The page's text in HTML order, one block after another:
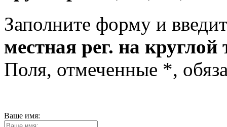
Заполните форму и
местная рег. на
Поля, отмеченные *,
Ваше имя: